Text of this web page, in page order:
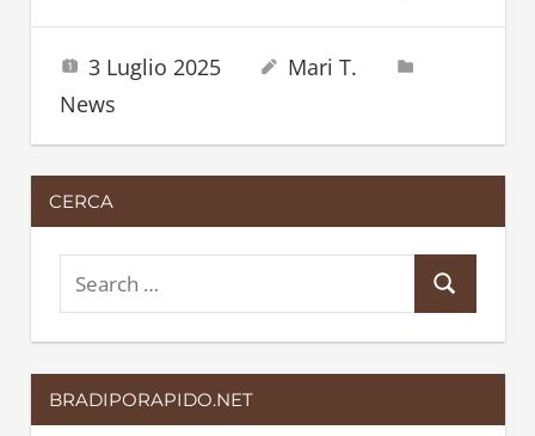
3 Luglio 2025
Mari T.
News
CERCA
e
a
r
c
e
a
BRADIPORAPIDO.NET